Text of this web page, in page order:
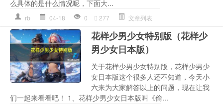
么具体的是什么情况呢，下面大...
rb 04-18 0 277 文章列表
花样少男少女特别版（花样少
男少女日本版）
关于花样少男少女特别版，花样少男少
女日本版这个很多人还不知道，今天小
六来为大家解答以上的问题，现在让我
们一起来看看吧！ 1、花样少男少女日本版叫《偷...